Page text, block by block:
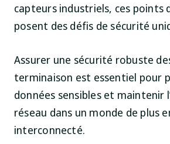
capteurs industriels, ces points
posent des défis de sécurité
Assurer une sécurité robuste
terminaison est essentiel pour
données sensibles et maintenir
réseau dans un monde de plus
interconnecté.